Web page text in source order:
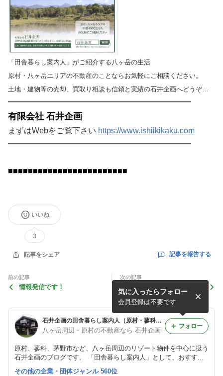
「田舎暮らし案内人」がご紹介する八ヶ岳の生活
原村・八ヶ岳エリアの不動産のことならお気軽にご相談ください。
土地・建物等の売却、買取り相談も信頼と実績の石井企画へどうぞ…
━━━━━━━━━━━━━━━━━━━━━━━
有限会社 石井企画
まずはWebをご覧下さい https://www.ishiikikaku.com
━━━━━━━━━━━━━━━━━━━━━━━
■■■■■■■■■■■■■■■■■■■■■■■■
いいね
3
記事をシェア 記事を報告する
前の記事
情報発信です！
次の記事
観光地環境美化活動…
石井企画の田舎暮らし案内人（原村・蓼科・茅野の中古別荘、不動産情報）
八ヶ岳周辺・原村の不動産なら 石井企画
原村、蓼科、茅野市など、八ヶ岳周辺のリゾート物件を中心に扱う
石井企画のブログです。 「田舎暮らし案内人」として、おすすめ
物件情報から田舎暮らしの話題まで、のんびりとお伝えします。
気に入ったらフォロー
会員登録は不要です
フォロー
その他の企業・団体ジャンル 560位